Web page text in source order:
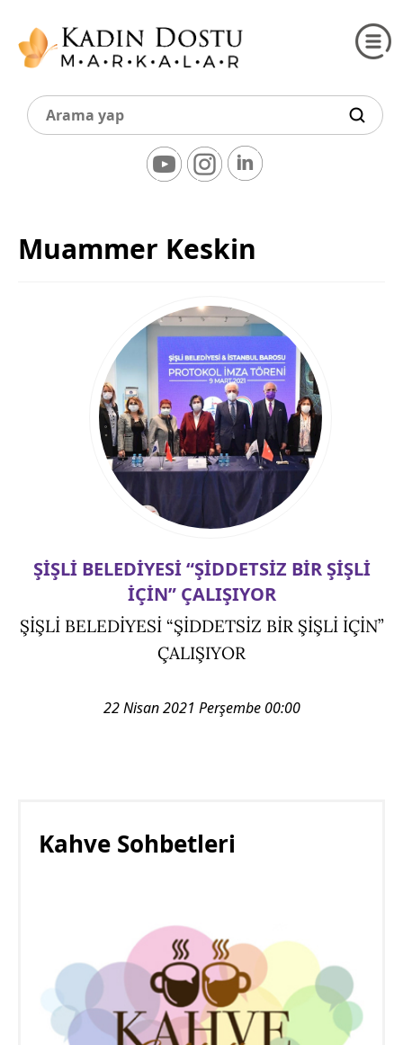
Muammer Keskin
ŞİŞLİ BELEDİYESİ “ŞİDDETSİZ BİR ŞİŞLİ
İÇİN” ÇALIŞIYOR
ŞİŞLİ BELEDİYESİ “ŞİDDETSİZ BİR ŞİŞLİ İÇİN”
ÇALIŞIYOR
22 Nisan 2021 Perşembe 00:00
Kahve Sohbetleri